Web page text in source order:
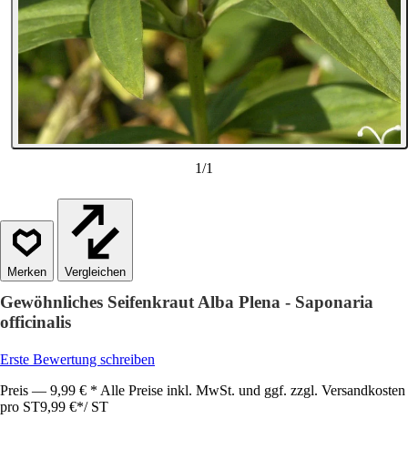
1/1
Vergleichen
Gewöhnliches Seifenkraut Alba Plena - Saponaria
officinalis
Erste Bewertung schreiben
Preis — 9,99 € * Alle Preise inkl. MwSt. und ggf. zzgl. Versandkosten
pro ST9,99 €*/ ST